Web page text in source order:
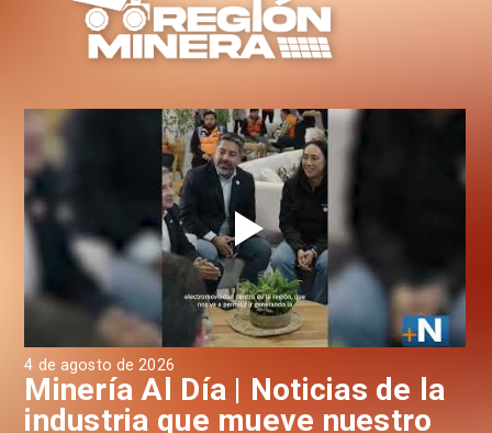
4 de agosto de 2026
Minería Al Día | Noticias de la
industria que mueve nuestro